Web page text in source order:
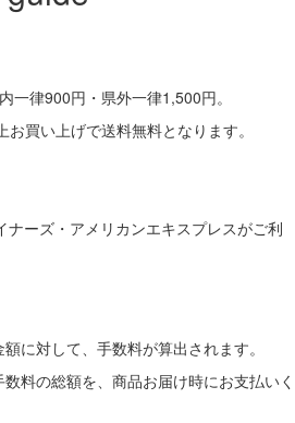
一律900円・県外一律1,500円。
買い上げで送料無料となります。
ナーズ・アメリカンエキスプレスがご利
に対して、手数料が算出されます。
料の総額を、商品お届け時にお支払いく